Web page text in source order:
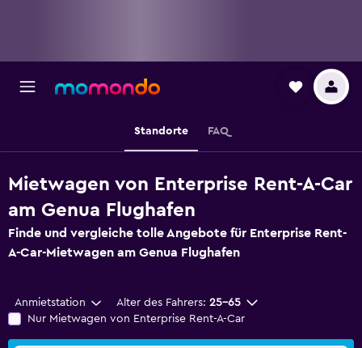
Standorte FAQ
Mietwagen von Enterprise Rent-A-Car
am Genua Flughafen
Finde und vergleiche tolle Angebote für Enterprise Rent-
A-Car-Mietwagen am Genua Flughafen
Anmietstation Alter des Fahrers: 25-65
Nur Mietwagen von Enterprise Rent-A-Car